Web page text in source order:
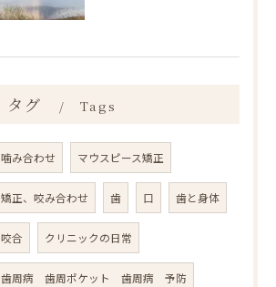
タグ Tags
噛み合わせ マウスピース矯正
矯正、咬み合わせ 歯 口 歯と身体
咬合 クリニックの日常
歯周病 歯周ポケット 歯周病 予防